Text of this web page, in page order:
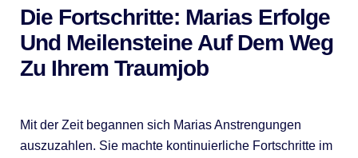
Die Fortschritte: Marias Erfolge
Und Meilensteine Auf Dem Weg
Zu Ihrem Traumjob
Mit der Zeit begannen sich Marias Anstrengungen
auszuzahlen. Sie machte kontinuierliche Fortschritte im